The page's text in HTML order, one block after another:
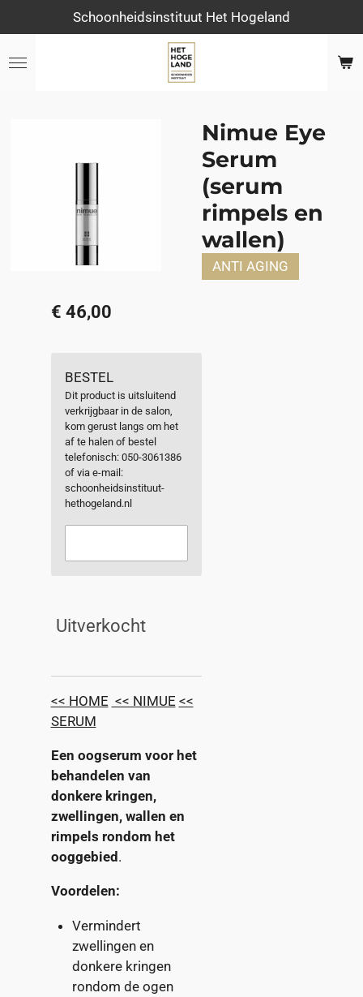
direct
naar
Schoonheidsinstituut Het Hogeland
Nimue Eye
Serum
(serum
rimpels en
wallen)
ANTI AGING
€ 46,00
BESTEL
Dit product is uitsluitend
verkrijgbaar in de salon,
kom gerust langs om het
af te halen of bestel
telefonisch: 050-3061386
of via e-mail:
schoonheidsinstituut-
hethogeland.nl
Uitverkocht
<< HOME << NIMUE <<
SERUM
Een oogserum voor het
behandelen van
donkere kringen,
zwellingen, wallen en
rimpels rondom het
ooggebied.
Voordelen:
Vermindert
zwellingen en
donkere kringen
rondom de ogen